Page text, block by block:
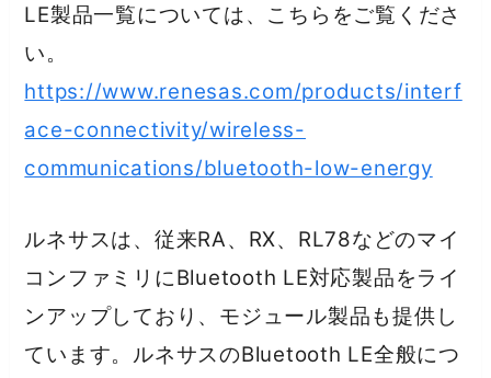
LE製品一覧については、こちらをご覧くださ
い。
https://www.renesas.com/products/interf
ace-connectivity/wireless-
communications/bluetooth-low-energy
ルネサスは、従来RA、RX、RL78などのマイ
コンファミリにBluetooth LE対応製品をライ
ンアップしており、モジュール製品も提供し
ています。ルネサスのBluetooth LE全般につ